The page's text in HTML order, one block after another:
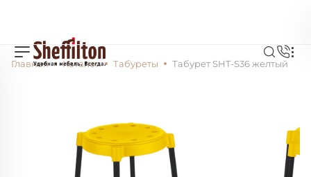
Главная Каталог Табуреты Табурет SHT-S36 желтый